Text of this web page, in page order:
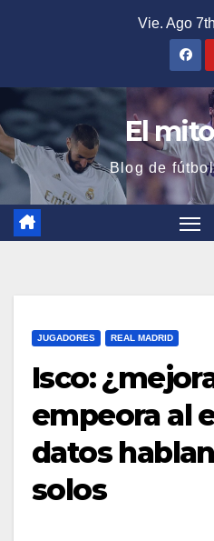
Vie. Ago
El
Blog de
JUGADORES REAL MADRID
Isco:
empeora al
datos
solos